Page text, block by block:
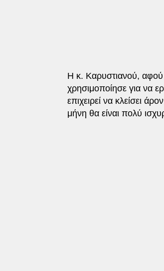
Η κ. Καρυστιανού, αφού
χρησιμοποίησε για να
επιχειρεί να κλείσει
μήνη θα είναι πολύ